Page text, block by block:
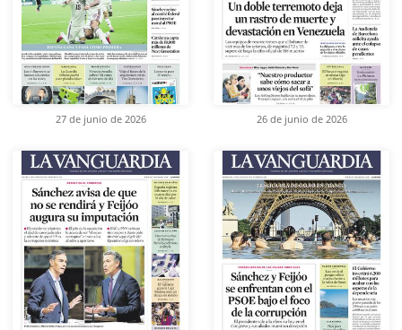
27 de junio de 2026 26 de junio de 2026